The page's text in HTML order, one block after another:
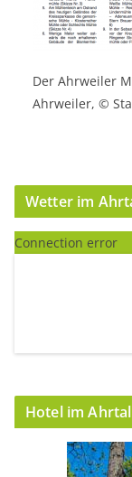
Der Ahrweiler
Ahrweiler, ©
Wetter im
Connection error
Hotel im